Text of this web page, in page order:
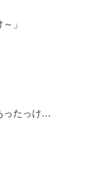
」
ったっけ…